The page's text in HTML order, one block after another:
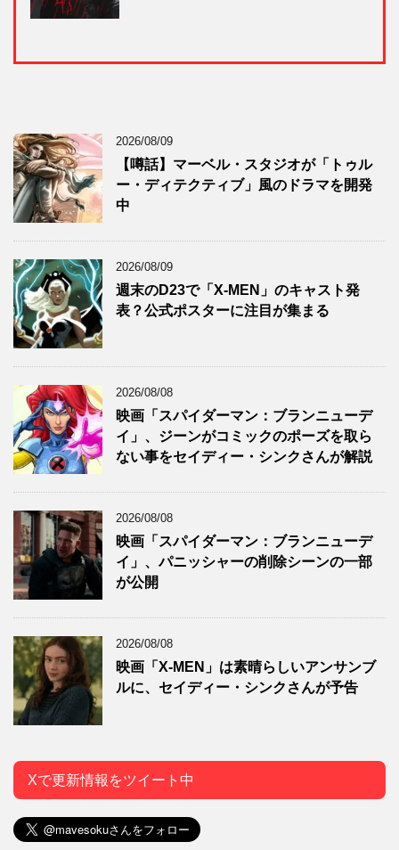
2026/08/09
【噂話】マーベル・スタジオが「トゥル
ー・ディテクティブ」風のドラマを開発
中
2026/08/09
週末のD23で「X-MEN」のキャスト発
表？公式ポスターに注目が集まる
2026/08/08
映画「スパイダーマン：ブランニューデ
イ」、ジーンがコミックのポーズを取ら
ない事をセイディー・シンクさんが解説
2026/08/08
映画「スパイダーマン：ブランニューデ
イ」、パニッシャーの削除シーンの一部
が公開
2026/08/08
映画「X-MEN」は素晴らしいアンサンブ
ルに、セイディー・シンクさんが予告
Xで更新情報をツイート中